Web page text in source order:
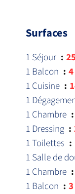
Surfaces
1 Séjour
1 Balcon
1 Cuisine
1
1 Chambre
1 Dressing
1 Toilettes
1 Salle de
1 Chambre
1 Balcon